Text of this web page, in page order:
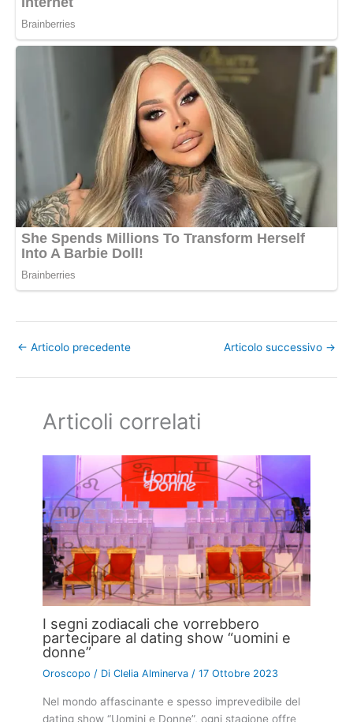
← Articolo precedente Articolo successivo →
Articoli correlati
I segni zodiacali che vorrebbero
partecipare al dating show “uomini e
donne”
Oroscopo / DiClelia Alminerva/17 Ottobre 2023
Nel mondo affascinante e spesso imprevedibile del
dating show “Uomini e Donne”, ogni stagione offre